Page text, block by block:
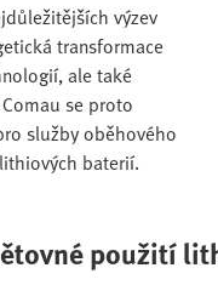
výzev
transformace
ale také
se proto
služby oběhového
baterií.
použití